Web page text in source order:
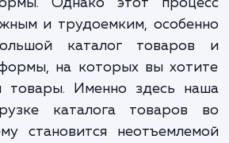
необходимо
быстро и легко
товарах из своих
Однако этот
и трудоемким,
каталог